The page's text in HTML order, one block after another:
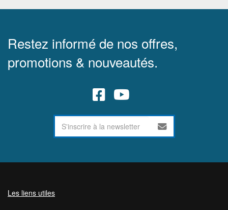
Restez informé de nos offres,
promotions & nouveautés.
Les liens utiles